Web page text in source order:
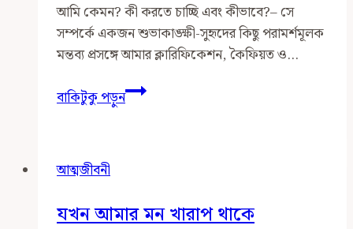
আমি কেমন? কী করতে চাচ্ছি এবং কীভাবে?– সে
সম্পর্কে একজন শুভাকাঙ্ক্ষী-সুহৃদের কিছু পরামর্শমূলক
মন্তব্য প্রসঙ্গে আমার ক্লারিফিকেশন, কৈফিয়ত ও…
বাকিটুকু পড়ুনআমি
কেমন,
কীভাবে?
আত্মজীবনী
যখন আমার মন খারাপ থাকে